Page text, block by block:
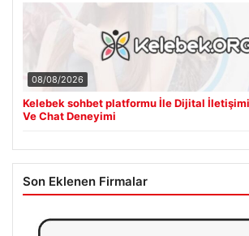
08/08/2026
Kelebek sohbet platformu İle Dijital
Ve Chat Deneyimi
Son Eklenen Firmalar